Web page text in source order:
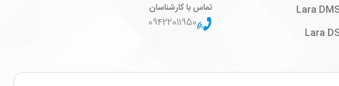
تماس با کارشناسان
09422011950